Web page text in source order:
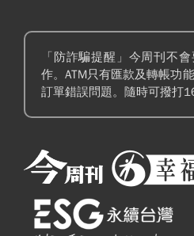
「防詐騙提醒」今周刊不
作。ATM只有匯款及轉帳功
訂單錯誤問題。隨時可撥打